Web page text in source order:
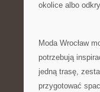
okolice albo
Moda Wrocław
potrzebują
jedną trasę,
przygotować